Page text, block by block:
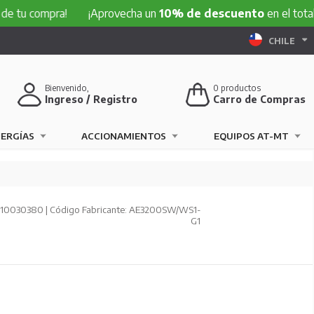
compra! ¡Aprovecha un 10% de descuentoen el total
CHILE
0 productos
Carro de Compras
Bienvenido,
Ingreso / Registro
ACCIONAMIENTOS EQUIPOS AT-MT
| Código Fabricante: AE3200SW/WS1-
G1